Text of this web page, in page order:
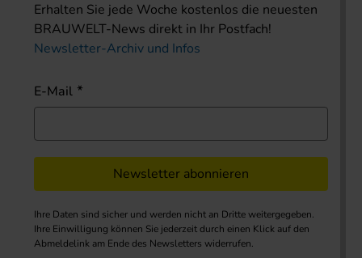
Erhalten Sie jede Woche kostenlos die neuesten
BRAUWELT-News direkt in Ihr Postfach!
Newsletter-Archiv und Infos
E-Mail
Newsletter abonnieren
Ihre Daten sind sicher und werden nicht an Dritte weitergegeben.
Ihre Einwilligung können Sie jederzeit durch einen Klick auf den
Abmeldelink am Ende des Newsletters widerrufen.